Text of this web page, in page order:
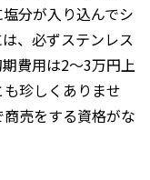
分が入り込んでシ
、必ずステンレス
費用は2〜3万円上
珍しくありませ
売をする資格がな